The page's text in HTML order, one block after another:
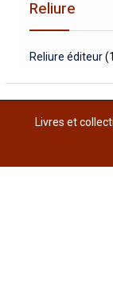
Reliure
Reliure éditeur
Livres et